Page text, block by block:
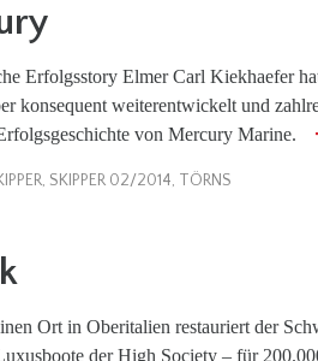
Erfolgsstory Elmer Carl Kiekhaefer
konsequent weiterentwickelt und
von Mercury Marine.
, SKIPPER 02/2014, TÖRNS
Ort in Oberitalien restauriert der
der High Society – für